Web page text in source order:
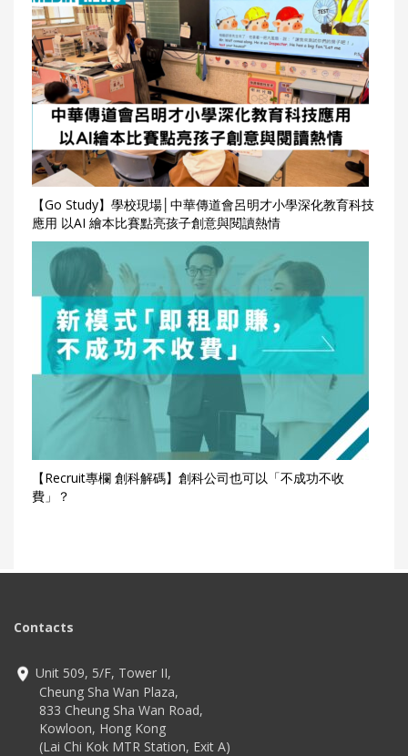
【Go Study】學校現場│中華傳道會呂明才小學深化教育科技
應用 以AI 繪本比賽點亮孩子創意與閱讀熱情
【Recruit專欄 創科解碼】創科公司也可以「不成功不收
費」？
Contacts
Unit 509, 5/F, Tower II,
Cheung Sha Wan Plaza,
833 Cheung Sha Wan Road,
Kowloon, Hong Kong
(Lai Chi Kok MTR Station, Exit A)